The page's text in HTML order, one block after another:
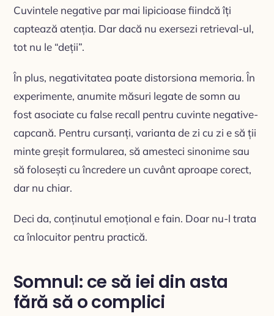
Cuvintele negative par mai lipicioase fiindcă îți
captează atenția. Dar dacă nu exersezi retrieval-ul,
tot nu le “deții”.
În plus, negativitatea poate distorsiona memoria. În
experimente, anumite măsuri legate de somn au
fost asociate cu false recall pentru cuvinte negative-
capcană. Pentru cursanți, varianta de zi cu zi e să ții
minte greșit formularea, să amesteci sinonime sau
să folosești cu încredere un cuvânt aproape corect,
dar nu chiar.
Deci da, conținutul emoțional e fain. Doar nu-l trata
ca înlocuitor pentru practică.
Somnul: ce să iei din asta
fără să o complici